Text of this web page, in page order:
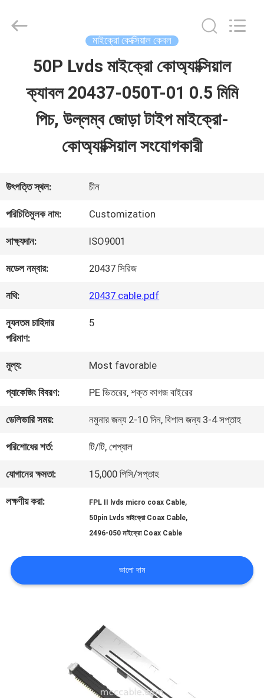
আমাদের
সম্বন্ধে
কারখানা
পরিদর্শন
গুণমান
নিয়ন্ত্রণ
আমাদের
সাথে
খবর
মামলা
Media
Reserved.
মাইক্রো কোক্সিয়াল কেবল
50P Lvds মাইক্রো কোঅ্যাক্সিয়াল
ক্যাবল 20437-050T-01 0.5 মিমি
পিচ, উল্লম্ব জোড়া টাইপ মাইক্রো-
কোঅ্যাক্সিয়াল সংযোগকারী
উৎপত্তি স্থল: চীন
পরিচিতিমুলক নাম: Customization
সাক্ষ্যদান: ISO9001
মডেল নম্বার: 20437 সিরিজ
নথি: 20437 cable.pdf
ন্যূনতম চাহিদার
পরিমাণ:
5
মূল্য: Most favorable
প্যাকেজিং বিবরণ: PE ভিতরের, শক্ত কাগজ বাইরের
ডেলিভারি সময়: নমুনার জন্য 2-10 দিন, বিশাল জন্য 3-4 সপ্তাহ
পরিশোধের শর্ত: টি/টি, পেপ্যাল
যোগানের ক্ষমতা: 15,000 পিসি/সপ্তাহ
লক্ষণীয় করা: FPL II lvds micro coax Cable,
50pin Lvds মাইক্রো Coax Cable,
2496-050 মাইক্রো Coax Cable
ভালো দাম